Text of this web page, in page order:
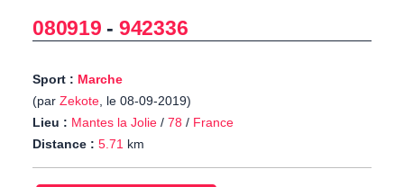
080919 - 942336
Sport : Marche
(par Zekote, le 08-09-2019)
Lieu : Mantes la Jolie / 78 / France
Distance : 5.71 km